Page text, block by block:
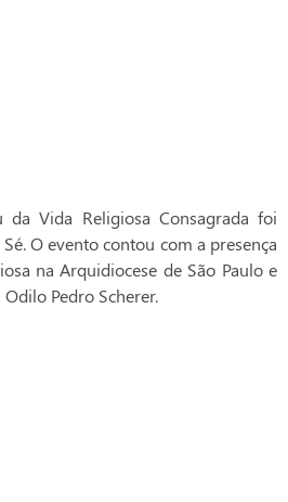
da Vida Religiosa Consagrada foi
O evento contou com a presença
na Arquidiocese de São Paulo e
Pedro Scherer.